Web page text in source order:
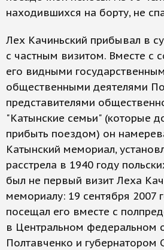
находившихся на борту, не
Лех Качиньский прибывал в
с частным визитом. Вместе с
его видными
общественными деятелями
представителями
"Катынские семьи" (которые
прибыть поездом) он
Катынский мемориал,
расстрела в 1940 году
был не первый визит Леха
мемориалу: 19 сентября 2007
посещал его вместе с
в Центральном федеральном
Полтавченко и губернатором